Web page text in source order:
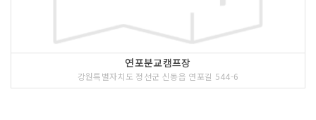
연포분교캠프장
강원특별자치도 정선군 신동읍 연포길 544-6